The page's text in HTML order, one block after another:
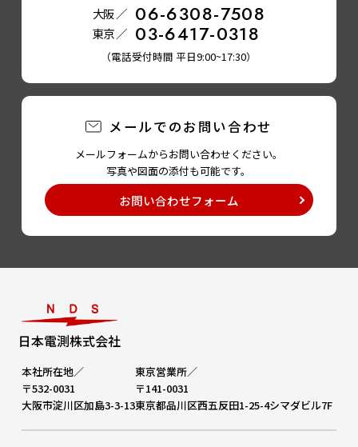
大阪 ／ 06-6308-7508
東京 ／ 03-6417-0318
（電話受付時間 平日9:00~17:30）
メールでのお問い合わせ
メールフォームからお問い合わせください。
写真や図面の添付も可能です。
お問い合わせフォーム
日本電測株式会社
本社所在地／
〒532-0031
大阪市淀川区加島3-3-13
東京営業所／
〒141-0031
東京都品川区西五反田1-25-4シマダビル7F